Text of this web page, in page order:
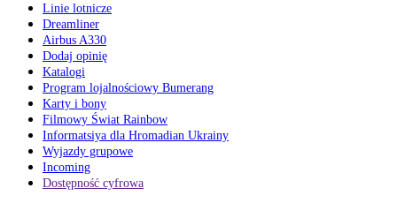
Linie lotnicze
Dreamliner
Airbus A330
Dodaj opinię
Katalogi
Program lojalnościowy Bumerang
Karty i bony
Filmowy Świat Rainbow
Informatsiya dla Hromadian Ukrainy
Wyjazdy grupowe
Incoming
Dostępność cyfrowa